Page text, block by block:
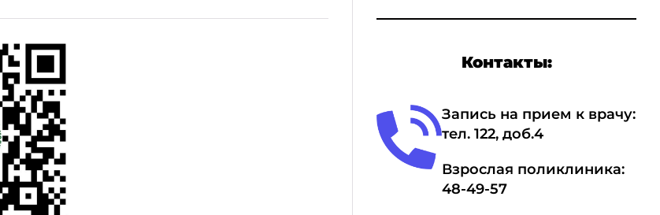
Контакты:
Запись на прием к врачу:
тел. 122, доб.4
Взрослая поликлиника:
48-49-57